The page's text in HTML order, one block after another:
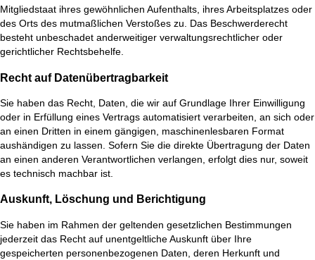
Mitgliedstaat ihres gewöhnlichen Aufenthalts, ihres Arbeitsplatzes oder
des Orts des mutmaßlichen Verstoßes zu. Das Beschwerderecht
besteht unbeschadet anderweitiger verwaltungsrechtlicher oder
gerichtlicher Rechtsbehelfe.
Recht auf Daten­übertrag­barkeit
Sie haben das Recht, Daten, die wir auf Grundlage Ihrer Einwilligung
oder in Erfüllung eines Vertrags automatisiert verarbeiten, an sich oder
an einen Dritten in einem gängigen, maschinenlesbaren Format
aushändigen zu lassen. Sofern Sie die direkte Übertragung der Daten
an einen anderen Verantwortlichen verlangen, erfolgt dies nur, soweit
es technisch machbar ist.
Auskunft, Löschung und Berichtigung
Sie haben im Rahmen der geltenden gesetzlichen Bestimmungen
jederzeit das Recht auf unentgeltliche Auskunft über Ihre
gespeicherten personenbezogenen Daten, deren Herkunft und